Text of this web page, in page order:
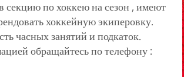
секцию по хоккею на сезон , имеют
хоккейную экиперовку.
часных занятий и подкаток.
обращайтесь по телефону :